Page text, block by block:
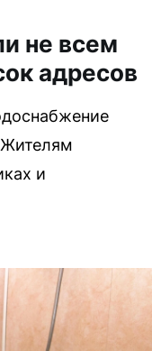
не всем
адресов
Жителям
и